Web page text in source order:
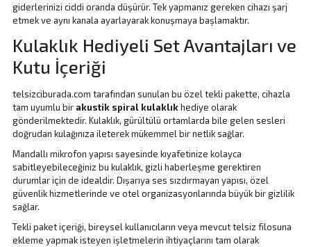
giderlerinizi ciddi oranda düşürür. Tek yapmanız gereken cihazı şarj
etmek ve aynı kanala ayarlayarak konuşmaya başlamaktır.
Kulaklık Hediyeli Set Avantajları ve
Kutu İçeriği
telsizciburada.com tarafından sunulan bu özel tekli pakette, cihazla
tam uyumlu bir akustik spiral kulaklıkhediye olarak
gönderilmektedir. Kulaklık, gürültülü ortamlarda bile gelen sesleri
doğrudan kulağınıza ileterek mükemmel bir netlik sağlar.
Mandallı mikrofon yapısı sayesinde kıyafetinize kolayca
sabitleyebileceğiniz bu kulaklık, gizli haberleşme gerektiren
durumlar için de idealdir. Dışarıya ses sızdırmayan yapısı, özel
güvenlik hizmetlerinde ve otel organizasyonlarında büyük bir gizlilik
sağlar.
Tekli paket içeriği, bireysel kullanıcıların veya mevcut telsiz filosuna
ekleme yapmak isteyen işletmelerin ihtiyaçlarını tam olarak